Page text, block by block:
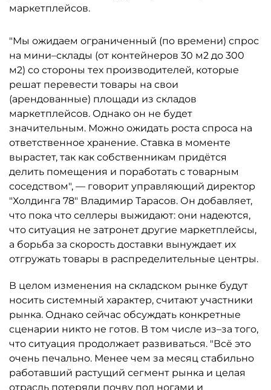
маркетплейсов.
"Мы ожидаем ограниченный (по времени) спрос
на мини–склады (от контейнеров 30 м2 до 300
м2) со стороны тех производителей, которые
решат перевести товары на свои
(арендованные) площади из складов
маркетплейсов. Однако он не будет
значительным. Можно ожидать роста спроса на
ответственное хранение. Ставка в моменте
вырастет, так как собственникам придётся
делить помещения и поработать с товарным
соседством", — говорит управляющий директор
"Холдинга 78" Владимир Тарасов. Он добавляет,
что пока что селлеры выжидают: они надеются,
что ситуация не затронет другие маркетплейсы,
а борьба за скорость доставки вынуждает их
отгружать товары в распределительные центры.
В целом изменения на складском рынке будут
носить системный характер, считают участники
рынка. Однако сейчас обсуждать конкретные
сценарии никто не готов. В том числе из–за того,
что ситуация продолжает развиваться. "Всё это
очень печально. Менее чем за месяц стабильно
работавший растущий сегмент рынка и целая
отрасль потеряли почву под ногами и